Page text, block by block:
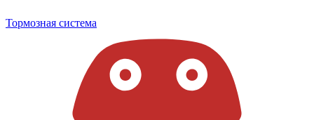
Тормозная система